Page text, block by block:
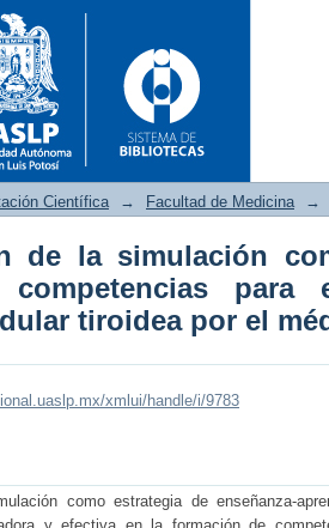
de la
para el
Científica → Facultad de Medicina →
de la simulación
competencias
tiroidea por el
xmlui/handle/i/9783
como estrategia de enseñanza-